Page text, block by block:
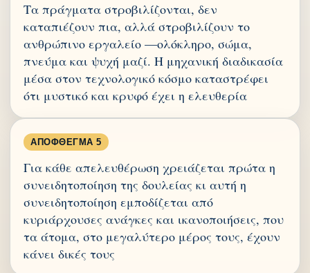
Τα πράγματα στροβιλίζονται, δεν
καταπιέζουν πια, αλλά στροβιλίζουν το
ανθρώπινο εργαλείο —ολόκληρο, σώμα,
πνεύμα και ψυχή μαζί. Η μηχανική διαδικασία
μέσα στον τεχνολογικό κόσμο καταστρέφει
ότι μυστικό και κρυφό έχει η ελευθερία
ΑΠΌΦΘΕΓΜΑ 5
Για κάθε απελευθέρωση χρειάζεται πρώτα η
συνειδητοποίηση της δουλείας κι αυτή η
συνειδητοποίηση εμποδίζεται από
κυριάρχουσες ανάγκες και ικανοποιήσεις, που
τα άτομα, στο μεγαλύτερο μέρος τους, έχουν
κάνει δικές τους